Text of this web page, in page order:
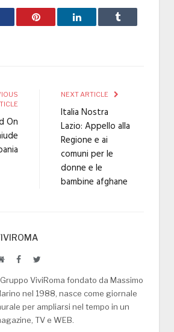
Pinterest LinkedIn Tumblr
On
NEXT ARTICLE
Italia Nostra
Lazio: Appello alla
Regione e ai
comuni per le
donne e le
bambine afghane
WebsiteFacebookTwitter
ViviRoma fondato da Massimo
nel 1988, nasce come giornale
per ampliarsi nel tempo in un
TV e WEB.